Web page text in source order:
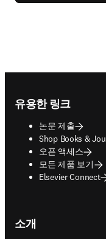
유용한 링크
논문 제출
Shop Books &
opens in new
오픈 액세스
모든 제품 보기
Elsevier Connect
소개